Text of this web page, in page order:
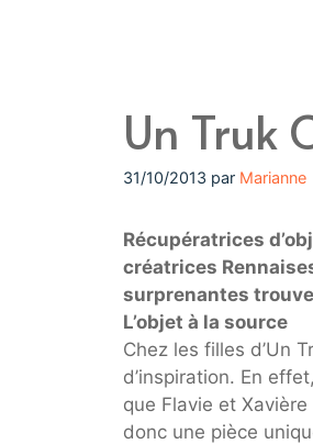
Un Truk
31/10/2013 par Marianne
Récupératrices
créatrices
surprenantes
L’objet à la source
Chez les filles d’Un
d’inspiration. En
que Flavie et
donc une pièce